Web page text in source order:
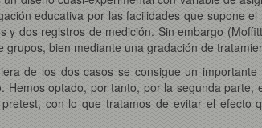
educativa por las facilidades que supone
y dos registros de medición. Sin embargo
grupos, bien mediante una gradación de
de los dos casos se consigue un
Hemos optado, por tanto, por la segunda
con lo que tratamos de evitar el efecto